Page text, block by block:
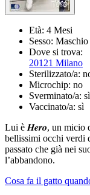
Età: 4 Mesi
Sesso: Maschio
Dove si trova:
20121 Milano
Sterilizzato/a:
Microchip: no
Sverminato/a: sì
Vaccinato/a: sì
Lui è 𝑯𝒆𝒓𝒐, un micio
bellissimi occhi verdi
passato che già nei
l’abbandono.
Cosa fa il gatto